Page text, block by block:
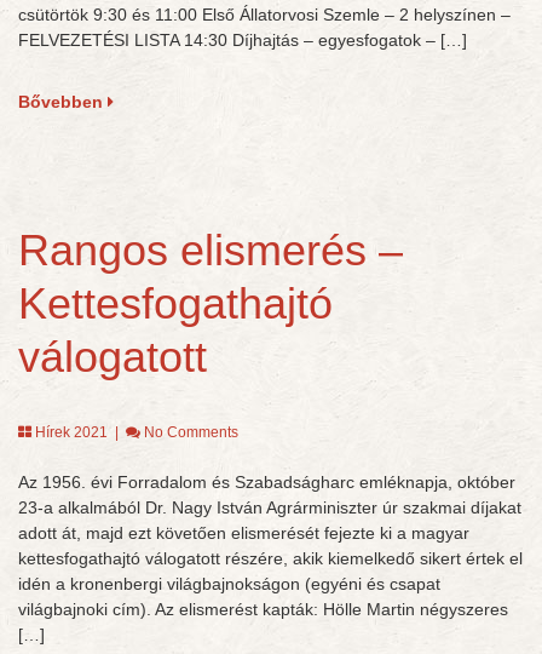
csütörtök 9:30 és 11:00 Első Állatorvosi Szemle – 2 helyszínen –
FELVEZETÉSI LISTA 14:30 Díjhajtás – egyesfogatok – […]
Bővebben
Rangos elismerés –
Kettesfogathajtó
válogatott
Hírek 2021 No Comments
Az 1956. évi Forradalom és Szabadságharc emléknapja, október
23-a alkalmából Dr. Nagy István Agrárminiszter úr szakmai díjakat
adott át, majd ezt követően elismerését fejezte ki a magyar
kettesfogathajtó válogatott részére, akik kiemelkedő sikert értek el
idén a kronenbergi világbajnokságon (egyéni és csapat
világbajnoki cím). Az elismerést kapták: Hölle Martin négyszeres
[…]